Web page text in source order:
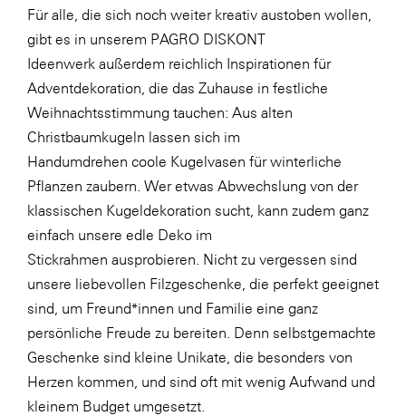
SERVICE&MORE
SKINUANCE®
Somfy
Sony DADC
SPIEGLTEC
STIHL Tirol
Trend Micro
TAG GmbH
VALETTA
Verband Druck Medien Österreich
Wirtschaftskammer Salzburg
WKS Fachgruppe Fahrzeughandel und
Fahrzeugtechnik
Für alle, die sich noch weiter kreativ austoben wollen,
gibt es in unserem PAGRO DISKONT
Ideenwerk außerdem reichlich Inspirationen für
Adventdekoration, die das Zuhause in festliche
Weihnachtsstimmung tauchen: Aus alten
Christbaumkugeln lassen sich im
Handumdrehen coole Kugelvasen für winterliche
Pflanzen zaubern. Wer etwas Abwechslung von der
klassischen Kugeldekoration sucht, kann zudem ganz
einfach unsere edle Deko im
Stickrahmen ausprobieren. Nicht zu vergessen sind
unsere liebevollen Filzgeschenke , die perfekt geeignet
sind, um Freund*innen und Familie eine ganz
persönliche Freude zu bereiten. Denn selbstgemachte
Geschenke sind kleine Unikate, die besonders von
Herzen kommen, und sind oft mit wenig Aufwand und
kleinem Budget umgesetzt.